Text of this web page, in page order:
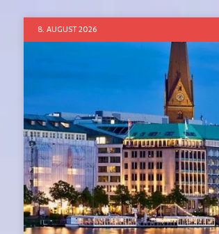
8. AUGUST 2026